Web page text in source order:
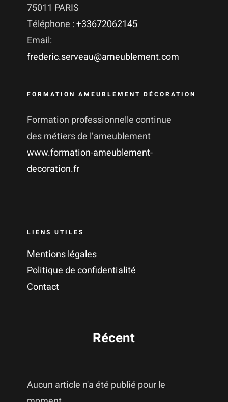
75011 PARIS
Téléphone :+33672062145
Email:
frederic.serveau@ameublement.com
FORMATION AMEUBLEMENT DÉCORATION
Formation professionnelle continue
des métiers de l’ameublement
www.formation-ameublement-
decoration.fr
LIENS UTILES
Mentions légales
Politique de confidentialité
Contact
Récent
Aucun article n'a été publié pour le